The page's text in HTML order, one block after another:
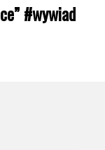
#wywiad